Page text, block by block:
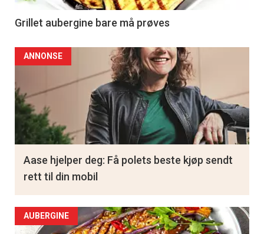
Grillet aubergine bare må prøves
AUBERGINE
ANNONSE
Aase hjelper deg: Få polets beste kjøp sendt
rett til din mobil